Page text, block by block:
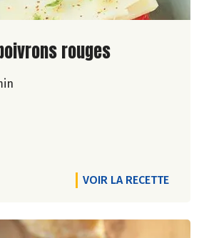
la recetterouges
VOIR LA RECETTE